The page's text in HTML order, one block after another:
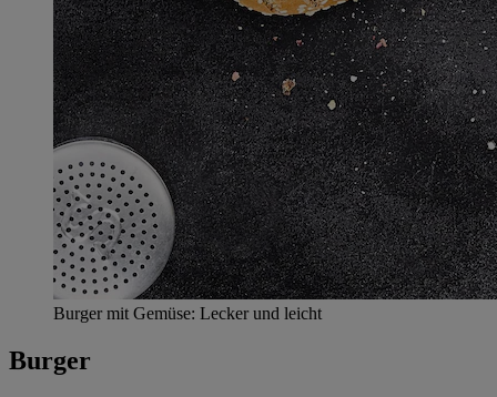
Burger mit Gemüse: Lecker und leicht
Burger